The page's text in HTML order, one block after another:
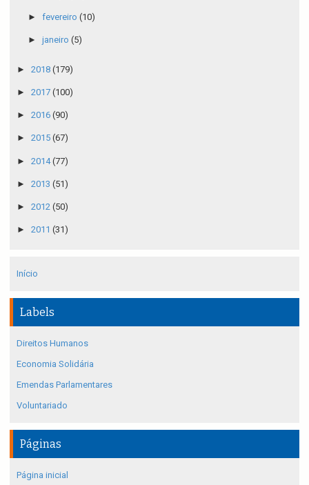
► fevereiro (10)
► janeiro (5)
► 2018 (179)
► 2017 (100)
► 2016 (90)
► 2015 (67)
► 2014(77)
► 2013 (51)
► 2012 (50)
► 2011 (31)
Início
Labels
Direitos Humanos
Economia Solidária
Emendas Parlamentares
Voluntariado
Páginas
Página inicial